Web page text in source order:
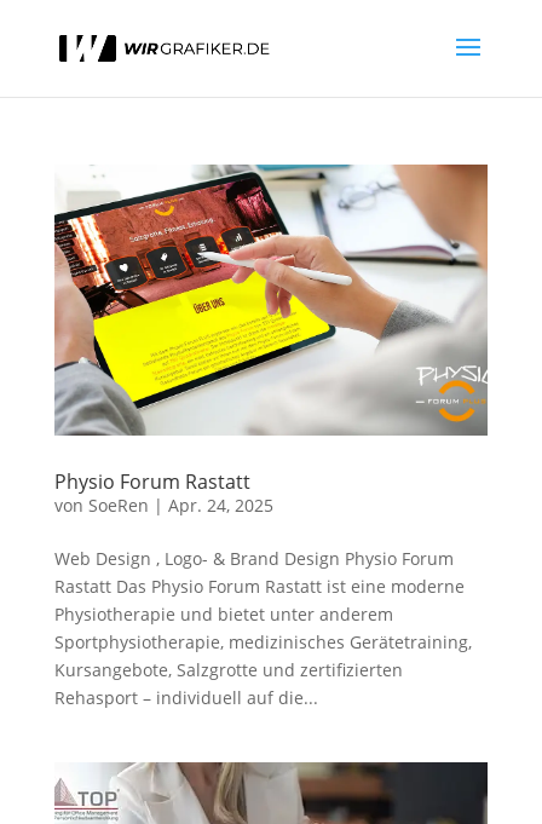
Physio Forum Rastatt
von SoeRen | Apr. 24, 2025
Web Design , Logo- & Brand Design Physio Forum
Rastatt Das Physio Forum Rastatt ist eine moderne
Physiotherapie und bietet unter anderem
Sportphysiotherapie, medizinisches Gerätetraining,
Kursangebote, Salzgrotte und zertifizierten
Rehasport – individuell auf die...